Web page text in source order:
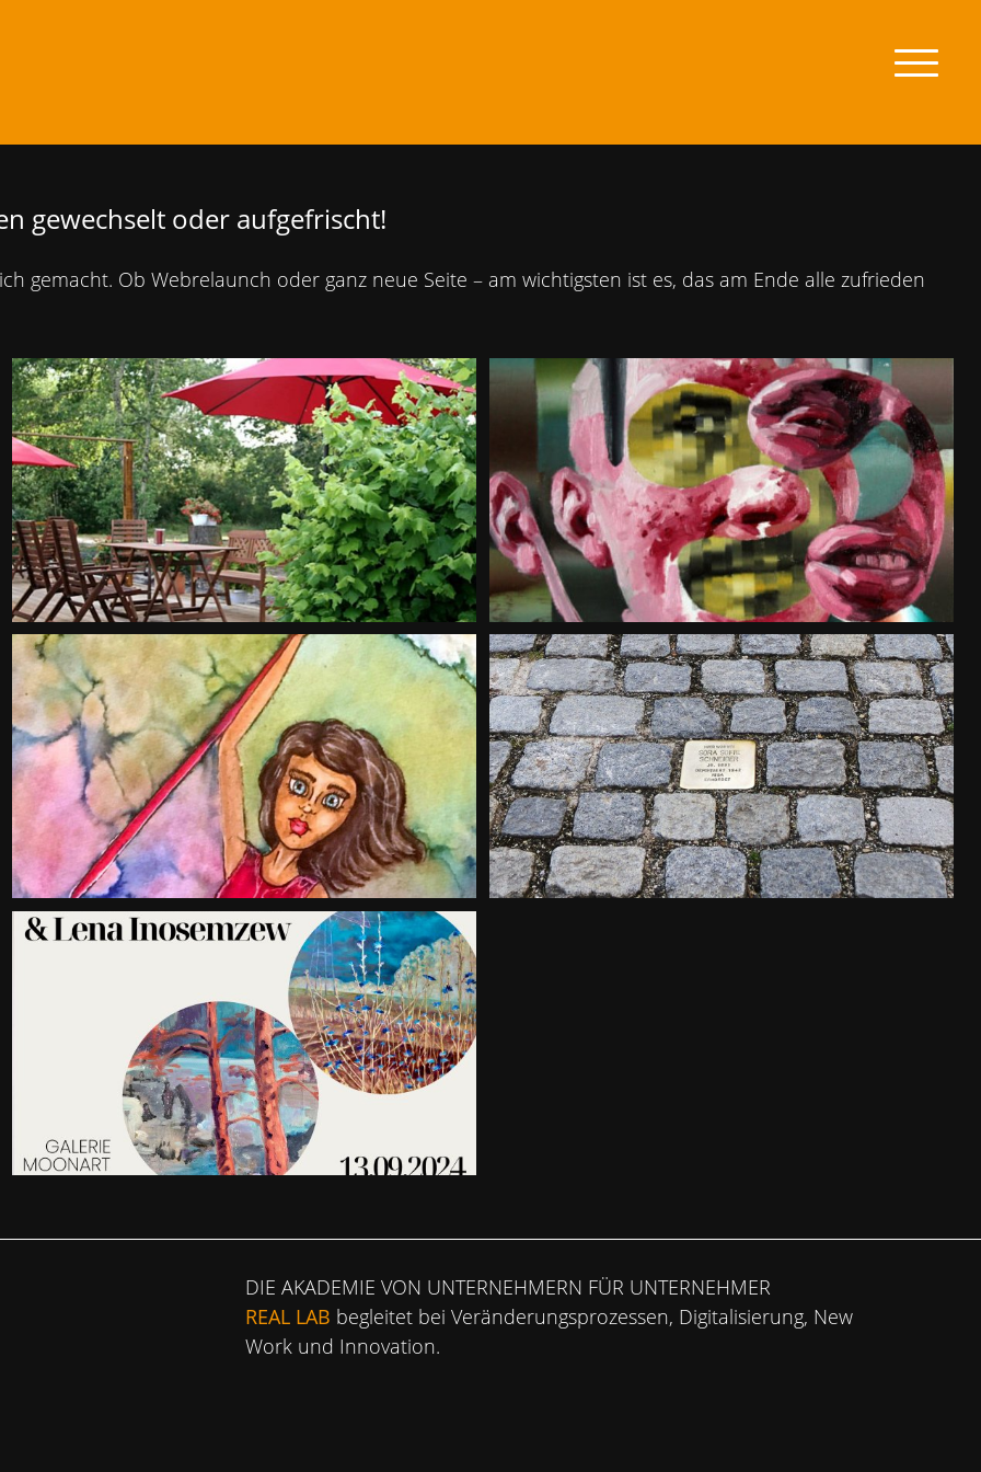
zum
gewechselt oder aufgefrischt!
gemacht. Ob Webrelaunch oder ganz neue Seite – am wichtigsten ist es, das am Ende alle zufrieden
TAPETENWECHSEL
LEISTUNGEN UND PREISE BLOG
TEAM
KONTAKT
IMPRESSUM DATENSCHUTZ
DIE AKADEMIE VON UNTERNEHMERN FÜR UNTERNEHMER
REAL LAB begleitet bei Veränderungsprozessen, Digitalisierung, New
Work und Innovation.